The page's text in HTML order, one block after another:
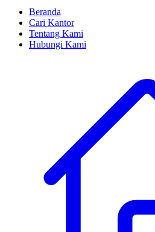
Beranda
Cari Kantor
Tentang Kami
Hubungi Kami